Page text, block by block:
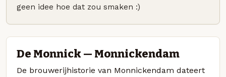
geen idee hoe dat zou smaken :)
De Monnick — Monnickendam
De brouwerijhistorie van Monnickendam dateert